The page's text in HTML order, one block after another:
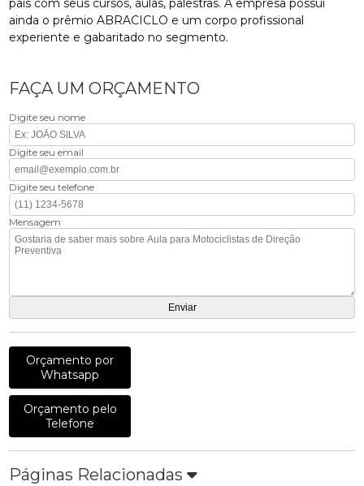
país com seus cursos, aulas, palestras. A empresa possui
ainda o prêmio ABRACICLO e um corpo profissional
experiente e gabaritado no segmento.
FAÇA UM ORÇAMENTO
Digite seu nome
Digite seu email
Digite seu telefone
Mensagem
Orçamento por
Whatsapp
Orçamento pelo
Telefone
Páginas Relacionadas